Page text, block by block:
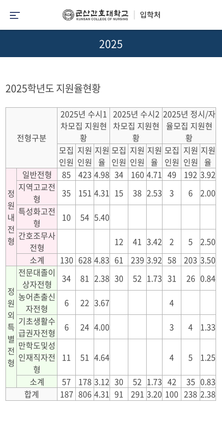
2025
2025학년도 지원율현황
전형구분
2025년 수시1
차모집 지원현
황
2025년 수시2
차모집 지원현
황
2025년 정시/자
율모집 지원현
황
모집
인원
지원
인원
지원
율
모집
인원
지원
인원
지원
율
모집
인원
지원
인원
지원
율
정
원
내
전
형
일반전형 85 423 4.98 34 160 4.71 49 192 3.92
지역고교전
형
35 151 4.31 15 38 2.53 3 6
2.00
특성화고전
형
10 54 5.40
간호조무사
전형
12 41 3.42 2 5
2.50
소계
130 628 4.83 61 239 3.92 58 203 3.50
정
원
외
특
별
전
형
전문대졸이
상자전형
34 81 2.38 30 52 1.73 31 26 0.84
농어촌출신
자전형
6 22 3.67
4
기초생활수
급권자전형
6 24 4.00 3 4
1.33
만학도및성
인재직자전
형
11 51 4.64 4 5 1.25
소계 57 178 3.12 30 52 1.73 42 35 0.83
합계
187 806 4.31 91 291 3.20 100 238 2.38